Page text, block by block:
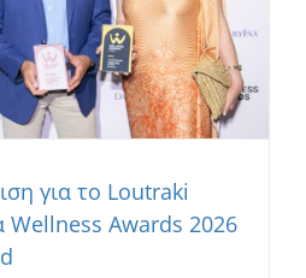
για το Loutraki
Wellness Awards 2026